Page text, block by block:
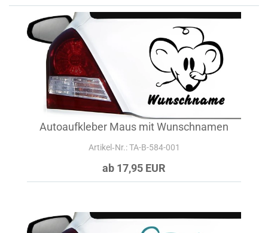
Autoaufkleber Maus mit Wunschnamen
Artikel‑Nr.: TA-B-584-001
ab 17,95 EUR